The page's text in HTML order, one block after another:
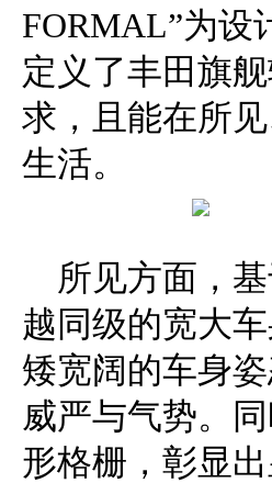
FORMAL”为设
定义了丰田旗
求，且能在所
生活。
所见方面，
越同级的宽大
矮宽阔的车身
威严与气势。
形格栅，彰显